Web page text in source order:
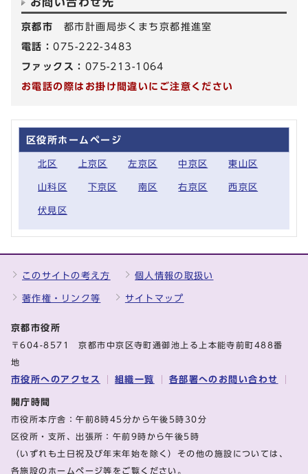
京都市 都市計画局歩くまち京都推進室
電話：075-222-3483
ファックス： 075-213-1064
お電話の際はお掛け間違いにご注意ください
区役所ホームページ
北区 上京区 左京区 中京区 東山区
山科区 下京区 南区 右京区 西京区
伏見区
このサイトの考え方 個人情報の取扱い
著作権・リンク等 サイトマップ
京都市役所
〒604-8571 京都市中京区寺町通御池上る上本能寺前町488番
地
市役所へのアクセス 組織一覧 各部署へのお問い合わせ
開庁時間
市役所本庁舎：午前8時45分から午後5時30分
区役所・支所、出張所：午前9時から午後5時
（いずれも土日祝及び年末年始を除く）その他の施設については、
各施設のホームページ等をご覧ください。